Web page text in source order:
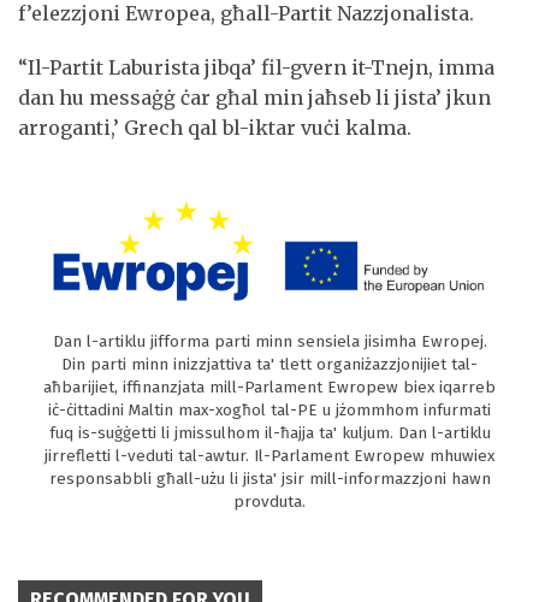
f’elezzjoni Ewropea, għall-Partit Nazzjonalista.
“Il-Partit Laburista jibqa’ fil-gvern it-Tnejn, imma
dan hu messaġġ ċar għal min jaħseb li jista’ jkun
arroganti,’ Grech qal bl-iktar vuċi kalma.
Dan l-artiklu jifforma parti minn sensiela jisimha Ewropej.
Din parti minn inizzjattiva ta' tlett organiżazzjonijiet tal-
aħbarijiet, iffinanzjata mill-Parlament Ewropew biex iqarreb
iċ-ċittadini Maltin max-xogħol tal-PE u jżommhom infurmati
fuq is-suġġetti li jmissulhom il-ħajja ta' kuljum. Dan l-artiklu
jirrefletti l-veduti tal-awtur. Il-Parlament Ewropew mhuwiex
responsabbli għall-użu li jista' jsir mill-informazzjoni hawn
provduta.